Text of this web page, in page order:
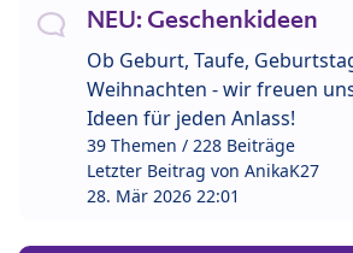
NEU: Geschenkideen
Ob Geburt, Taufe,
Weihnachten - wir freuen
Ideen für jeden Anlass!
39 Themen / 228 Beiträge
Letzter Beitrag von AnikaK27
28. Mär 2026 22:01